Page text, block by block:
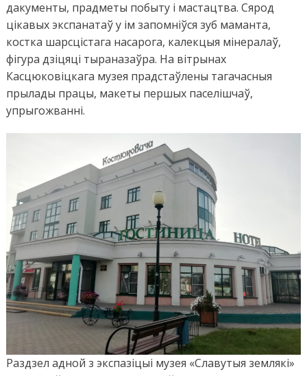
дакументы, прадметы побыту і мастацтва. Сярод
цікавых экспанатаў у ім запомніўся зуб маманта,
костка шарсцістага насарога, калекцыя мінералаў,
фігура дзіцяці тыраназаўра. На вітрынах
Касцюковіцкага музея прадстаўлены тагачасныя
прылады працы, макеты першых паселішчаў,
упрыгожванні.
Раздзел адной з экспазіцыі музея «Славутыя землякі»